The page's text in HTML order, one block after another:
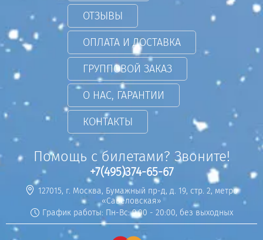
ОТЗЫВЫ
ОПЛАТА И ДОСТАВКА
ГРУППОВОЙ ЗАКАЗ
О НАС, ГАРАНТИИ
КОНТАКТЫ
Помощь с билетами? Звоните!
+7(495)374-65-67
127015, г. Москва, Бумажный пр-д, д. 19, стр. 2, метро
«Савеловская»
График работы: Пн-Вс: 9:00 - 20:00, без выходных